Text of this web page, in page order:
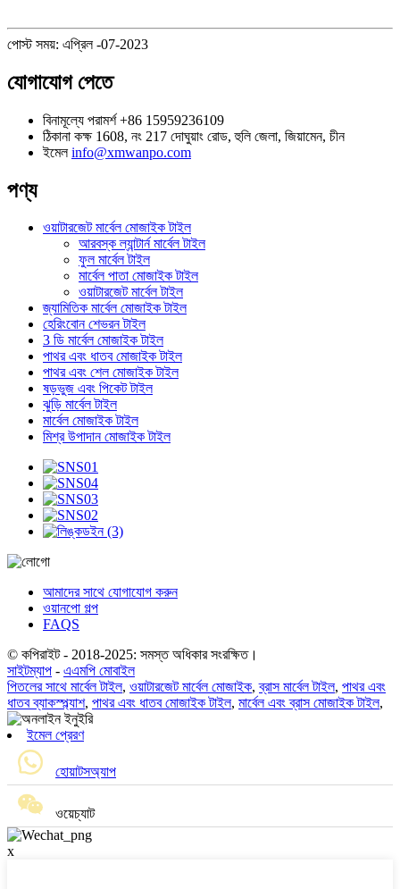
পোস্ট সময়: এপ্রিল -07-2023
যোগাযোগ পেতে
বিনামূল্যে পরামর্শ +86 15959236109
ঠিকানা কক্ষ 1608, নং 217 দোঘুয়াং রোড, হুলি জেলা, জিয়ামেন, চীন
ইমেল info@xmwanpo.com
পণ্য
ওয়াটারজেট মার্বেল মোজাইক টাইল
আরবস্ক ল্যান্টার্ন মার্বেল টাইল
ফুল মার্বেল টাইল
মার্বেল পাতা মোজাইক টাইল
ওয়াটারজেট মার্বেল টাইল
জ্যামিতিক মার্বেল মোজাইক টাইল
হেরিংবোন শেভরন টাইল
3 ডি মার্বেল মোজাইক টাইল
পাথর এবং ধাতব মোজাইক টাইল
পাথর এবং শেল মোজাইক টাইল
ষড়ভুজ এবং পিকেট টাইল
ঝুড়ি মার্বেল টাইল
মার্বেল মোজাইক টাইল
মিশ্র উপাদান মোজাইক টাইল
আমাদের সাথে যোগাযোগ করুন
ওয়ানপো গল্প
FAQS
© কপিরাইট - 2018-2025: সমস্ত অধিকার সংরক্ষিত।
সাইটম্যাপ - এএমপি মোবাইল
পিতলের সাথে মার্বেল টাইল, ওয়াটারজেট মার্বেল মোজাইক,ব্রাস মার্বেল টাইল, পাথর এবং
ধাতব ব্যাকস্প্ল্যাশ, পাথর এবং ধাতব মোজাইক টাইল, মার্বেল এবং ব্রাস মোজাইক টাইল,
ইমেল প্রেরণ
হোয়াটসঅ্যাপ
ওয়েচ্যাট
x